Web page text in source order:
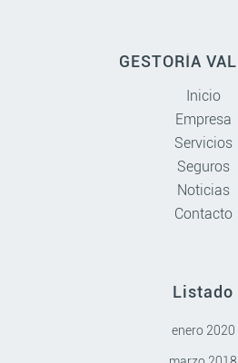
GESTORÍA
Inicio
Empresa
Servicios
Seguros
Noticias
Contacto
Listado
enero 2020